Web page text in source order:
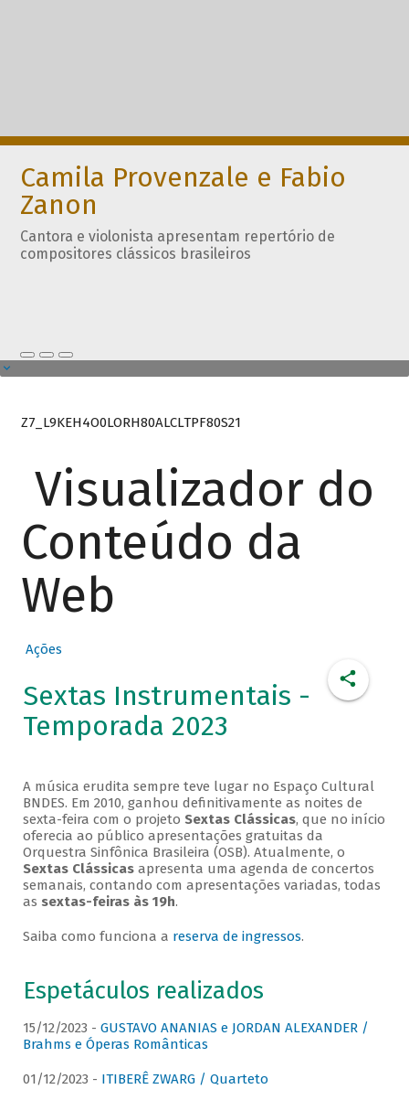
Camila Provenzale e Fabio
Zanon
Cantora e violonista apresentam repertório de
compositores clássicos brasileiros
Z7_L9KEH4O0LORH80ALCLTPF80S21
Visualizador do
Conteúdo da
Web
Ações
Sextas Instrumentais -
Temporada 2023
A música erudita sempre teve lugar no Espaço Cultural
BNDES. Em 2010, ganhou definitivamente as noites de
sexta-feira com o projeto Sextas Clássicas, que no início
oferecia ao público apresentações gratuitas da
Orquestra Sinfônica Brasileira (OSB). Atualmente, o
Sextas Clássicasapresenta uma agenda de concertos
semanais, contando com apresentações variadas, todas
as sextas-feiras às 19h.
Saiba como funciona a reserva de ingressos.
Espetáculos realizados
15/12/2023 - GUSTAVO ANANIAS e JORDAN ALEXANDER /
Brahms e Óperas Românticas
01/12/2023 - ITIBERÊ ZWARG / Quarteto